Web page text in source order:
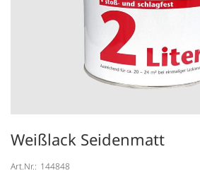
Weißlack Seidenmatt
Art.Nr.: 144848